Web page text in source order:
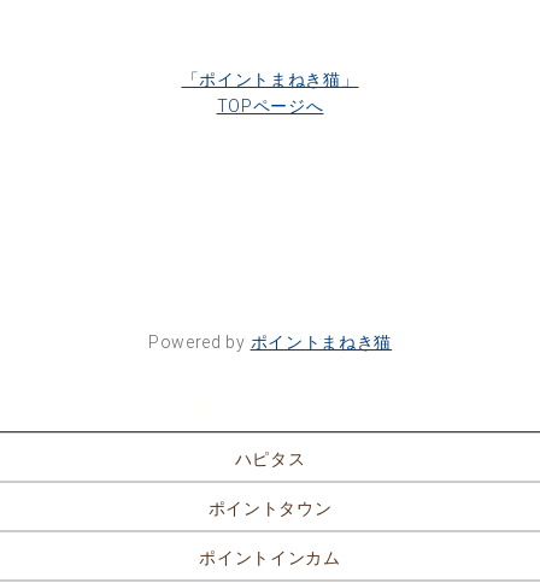
「ポイントまねき猫」
TOPページへ
Powered by ポイントまねき猫
ハピタス
ポイントタウン
ポイントインカム